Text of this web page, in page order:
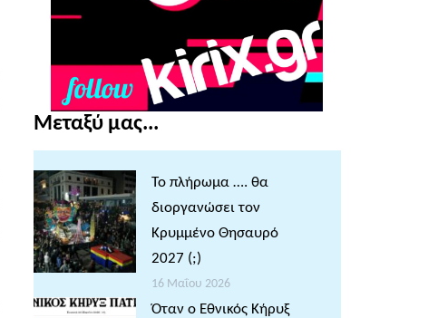
Μεταξύ μας...
Το πλήρωμα …. θα
διοργανώσει τον
Κρυμμένο Θησαυρό
2027 (;)
16 Μαΐου 2026
Όταν ο Εθνικός Κήρυξ